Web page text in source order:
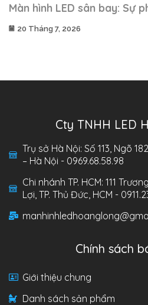
Màn hình LED sân bay: Sự
20 Tháng 7, 2026
Cty TNHH LED
Trụ sở Hà Nội: Số 113, Ngõ
– Hà Nội - 0969.68.58.98
Chi nhánh TP. HCM: 111
Lợi, TP. Thủ Đức, HCM -
Chính sách
Giới thiệu chung
Danh sách sản phẩm